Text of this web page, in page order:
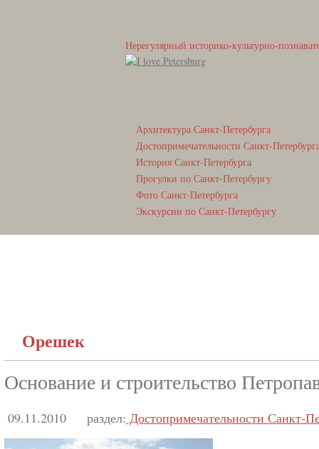
Нерегулярный историко-культурно-
Архитектура Санкт-Петербурга
Достопримечательности Санкт-
История Санкт-Петербурга
Прогулки по Санкт-Петербургу
Фото Санкт-Петербурга
Экскурсии по Санкт-Петербургу
Орешек
Основание и строительство
09.11.2010 раздел: Достопримечательности Санкт-